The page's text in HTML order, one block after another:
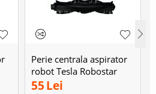
Perie centrala aspirator
robot Tesla Robostar
IQ300
55Lei